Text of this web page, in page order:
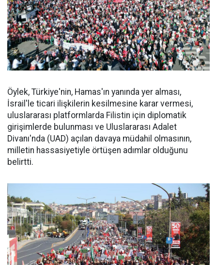
Öylek, Türkiye'nin, Hamas'ın yanında yer alması,
İsrail'le ticari ilişkilerin kesilmesine karar vermesi,
uluslararası platformlarda Filistin için diplomatik
girişimlerde bulunması ve Uluslararası Adalet
Divanı'nda (UAD) açılan davaya müdahil olmasının,
milletin hassasiyetiyle örtüşen adımlar olduğunu
belirtti.